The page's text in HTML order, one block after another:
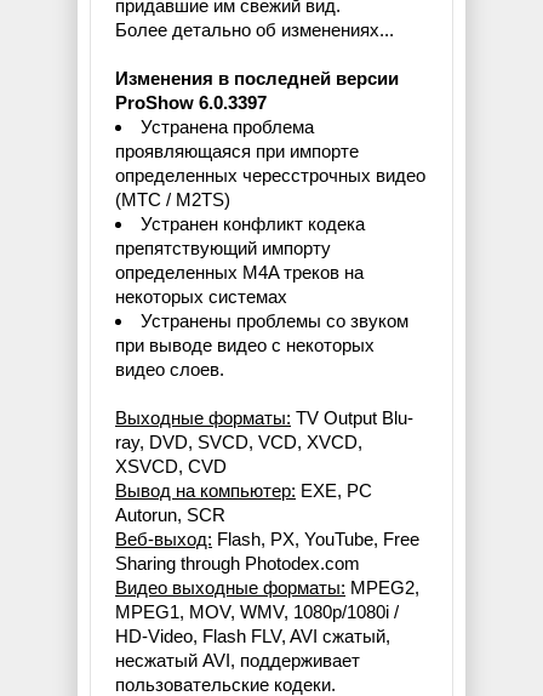
придавшие им свежий вид.
Более детально об изменениях...
Изменения в последней версии
ProShow 6.0.3397
Устранена проблема
проявляющаяся при импорте
определенных чересстрочных видео
(МТС / M2TS)
Устранен конфликт кодека
препятствующий импорту
определенных M4A треков на
некоторых системах
Устранены проблемы со звуком
при выводе видео с некоторых
видео слоев.
Выходные форматы: TV Output Blu-
ray, DVD, SVCD, VCD, XVCD,
XSVCD, CVD
Вывод на компьютер: EXE, PC
Autorun, SCR
Веб-выход: Flash, PX, YouTube, Free
Sharing through Photodex.com
Видео выходные форматы: MPEG2,
MPEG1, MOV, WMV, 1080p/1080i /
HD-Video, Flash FLV, AVI сжатый,
несжатый AVI, поддерживает
пользовательские кодеки.